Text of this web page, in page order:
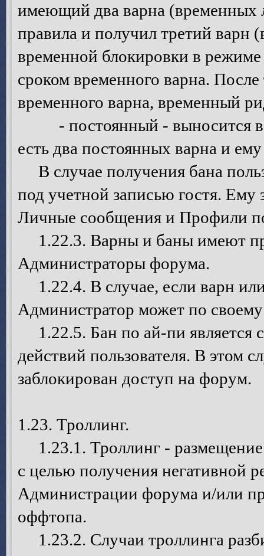
имеющий два варна (временных
правила и получил третий
временной блокировки в
сроком временного варна. После
временного варна, временный
- постоянный - выносится в
есть два постоянных варна и
В случае получения бана
под учетной записью гостя. Ему
Личные сообщения и Профили
1.22.3. Варны и баны имеют
Администраторы форума.
1.22.4. В случае, если варн
Администратор может по
1.22.5. Бан по ай-пи является
действий пользователя. В этом
заблокирован доступ на форум.
1.23. Троллинг.
1.23.1. Троллинг -
с целью получения негативной
Администрации форума и/или
оффтопа.
1.23.2. Случаи троллинга